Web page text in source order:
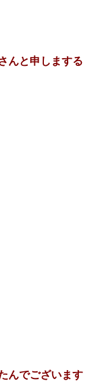
んと申しまする
んでございます